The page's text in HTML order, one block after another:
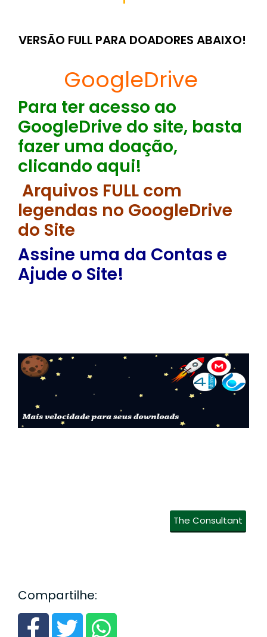
VERSÃO FULL PARA DOADORES ABAIXO!
GoogleDrive
Para ter acesso ao
GoogleDrive do site, basta
fazer uma doação,
clicando aqui!
Arquivos FULL com
legendas no GoogleDrive
do Site
Assine uma da Contas e
Ajude o Site!
The Consultant
Compartilhe: